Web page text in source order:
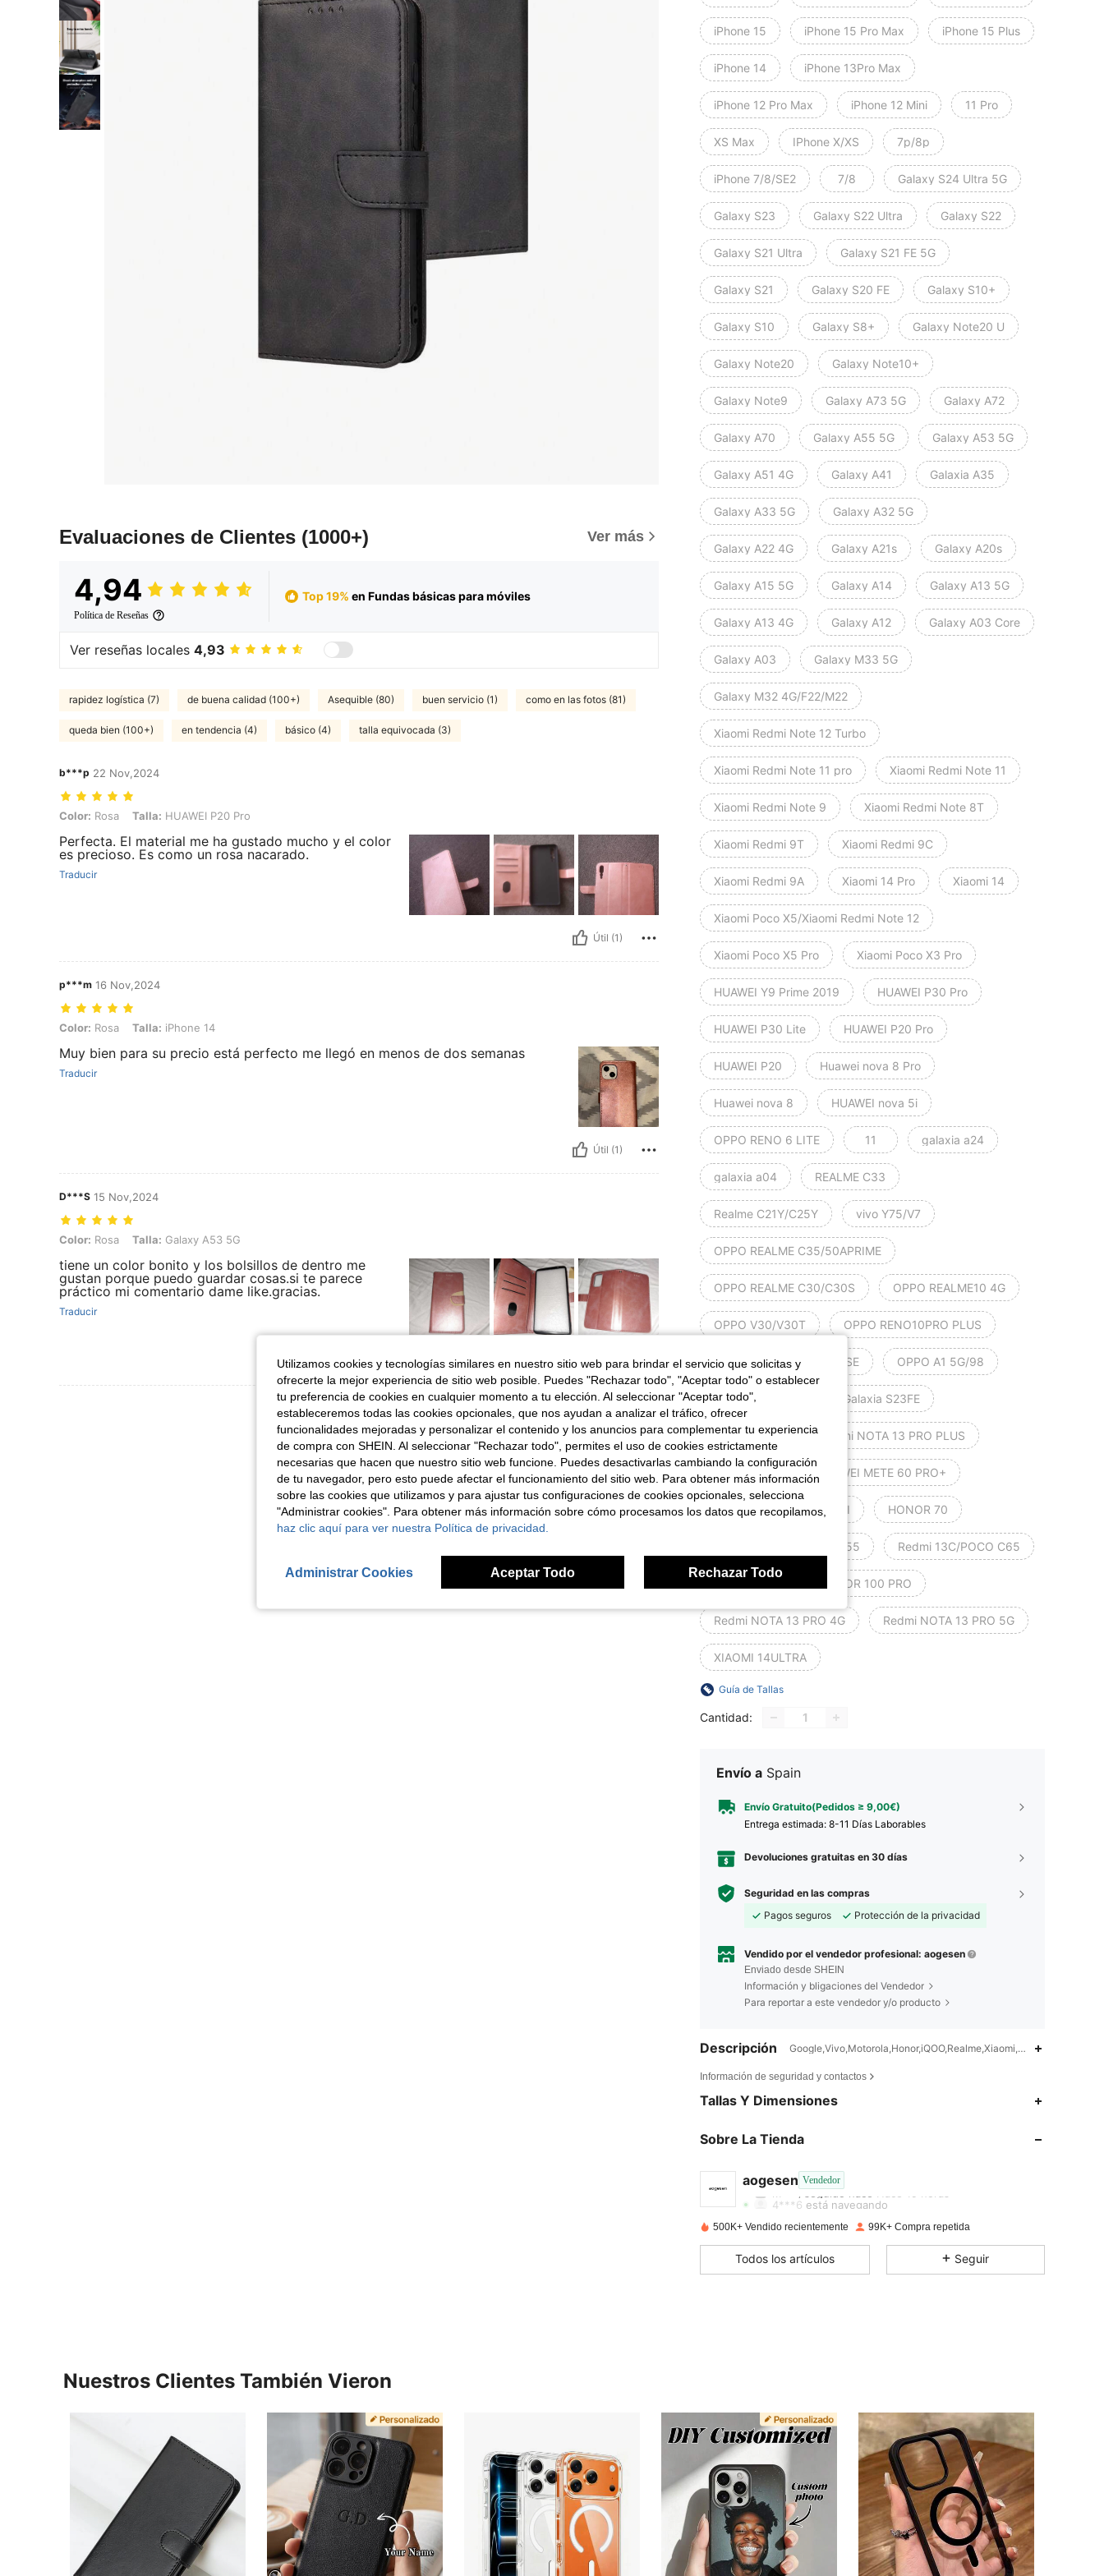
Evaluaciones de Clientes (1000+) Ver más
4,94
Política de Reseñas
Top 19% en Fundas básicas para móviles
Ver reseñas locales 4,93
rapidez logística (7) de buena calidad (100+) Asequible (80) buen servicio (1) como en las fotos (81)
queda bien (100+) en tendencia (4) básico (4) talla equivocada (3)
b***p 22 Nov,2024
Color: Rosa, Talla: HUAWEI P20 Pro
Color: Rosa Talla: HUAWEI P20 Pro
Perfecta. El material me ha gustado mucho y el color
es precioso. Es como un rosa nacarado.
Traducir
Útil (1)
p***m 16 Nov,2024
Color: Rosa, Talla: iPhone 14
Color: Rosa Talla: iPhone 14
Muy bien para su precio está perfecto me llegó en menos de dos semanas
Traducir
Útil (1)
D***S 15 Nov,2024
Color: Rosa, Talla: Galaxy A53 5G
Color: Rosa Talla: Galaxy A53 5G
tiene un color bonito y los bolsillos de dentro me
gustan porque puedo guardar cosas.si te parece
práctico mi comentario dame like.gracias.
Traducir
Útil (1)
Ver Más Reseñas
iPhone 15 iPhone 15 Pro Max iPhone 15 Plus
iPhone 14 iPhone 13Pro Max
iPhone 12 Pro Max iPhone 12 Mini 11 Pro
XS Max IPhone X/XS 7p/8p
iPhone 7/8/SE2 7/8 Galaxy S24 Ultra 5G
Galaxy S23 Galaxy S22 Ultra Galaxy S22
Galaxy S21 Ultra Galaxy S21 FE 5G
Galaxy S21 Galaxy S20 FE Galaxy S10+
Galaxy S10 Galaxy S8+ Galaxy Note20 U
Galaxy Note20 Galaxy Note10+
Galaxy Note9 Galaxy A73 5G Galaxy A72
Galaxy A70 Galaxy A55 5G Galaxy A53 5G
Galaxy A51 4G Galaxy A41 Galaxia A35
Galaxy A33 5G Galaxy A32 5G
Galaxy A22 4G Galaxy A21s Galaxy A20s
Galaxy A15 5G Galaxy A14 Galaxy A13 5G
Galaxy A13 4G Galaxy A12 Galaxy A03 Core
Galaxy A03 Galaxy M33 5G
Galaxy M32 4G/F22/M22
Xiaomi Redmi Note 12 Turbo
Xiaomi Redmi Note 11 pro Xiaomi Redmi Note 11
Xiaomi Redmi Note 9 Xiaomi Redmi Note 8T
Xiaomi Redmi 9T Xiaomi Redmi 9C
Xiaomi Redmi 9A Xiaomi 14 Pro Xiaomi 14
Xiaomi Poco X5/Xiaomi Redmi Note 12
Xiaomi Poco X5 Pro Xiaomi Poco X3 Pro
HUAWEI Y9 Prime 2019 HUAWEI P30 Pro
HUAWEI P30 Lite HUAWEI P20 Pro
HUAWEI P20 Huawei nova 8 Pro
Huawei nova 8 HUAWEI nova 5i
OPPO RENO 6 LITE 11 galaxia a24
galaxia a04 REALME C33
Realme C21Y/C25Y vivo Y75/V7
OPPO REALME C35/50APRIME
OPPO REALME C30/C30S OPPO REALME10 4G
OPPO V30/V30T OPPO RENO10PRO PLUS
OPPO REALME GTNEO5SE OPPO A1 5G/98
redmi nota 12 4g Galaxia S23FE
HONOR X8A Redmi NOTA 13 PRO PLUS
Galaxia A05 HUAWEI METE 60 PRO+
HONOR 90 LITE 5G/X50I HONOR 70
Xiaomi Redmi 12C/11A/C55 Redmi 13C/POCO C65
HONOR 100 PRO
Redmi NOTA 13 PRO 4G Redmi NOTA 13 PRO 5G
XIAOMI 14ULTRA
Guía de Tallas
Cantidad:
Envío a Spain
Envío Gratuito(Pedidos ≥ 9,00€)
Entrega estimada: 8-11 Días Laborables
Devoluciones gratuitas en 30 días
Seguridad en las compras
Pagos seguros
Protección de la privacidad
Vendido por el vendedor profesional: aogesen
Enviado desde SHEIN
Información y bligaciones del Vendedor
Para reportar a este vendedor y/o producto
Descripción
Información de seguridad y contactos
Tallas Y Dimensiones
Sobre La Tienda
aogesen Vendedor
m***jseguido hace
4***6 está navegando
4,87
4,87 1.1K 33K
4,87 1.1K 33K
4,87 33K
4,87 1.1K 33K
500K+ Vendido recientemente 99K+ Compra repetida
Todos los artículos Seguir
Nuestros Clientes También Vieron
Utilizamos cookies y tecnologías similares en nuestro sitio web para brindar el servicio que solicitas y
ofrecerte la mejor experiencia de sitio web posible. Puedes "Rechazar todo", "Aceptar todo" o establecer
tu preferencia de cookies en cualquier momento a tu elección. Al seleccionar "Aceptar todo",
estableceremos todas las cookies opcionales, que nos ayudan a analizar el tráfico, ofrecer
funcionalidades mejoradas y personalizar el contenido y los anuncios para complementar tu experiencia
de compra con SHEIN. Al seleccionar "Rechazar todo", permites el uso de cookies estrictamente
necesarias que hacen que nuestro sitio web funcione. Puedes desactivarlas cambiando la configuración
de tu navegador, pero esto puede afectar el funcionamiento del sitio web. Para obtener más información
sobre las cookies que utilizamos y para ajustar tus configuraciones de cookies opcionales, selecciona
"Administrar cookies". Para obtener más información sobre cómo procesamos los datos que recopilamos,
haz clic aquí para ver nuestra Política de privacidad.
Administrar Cookies Aceptar Todo Rechazar Todo